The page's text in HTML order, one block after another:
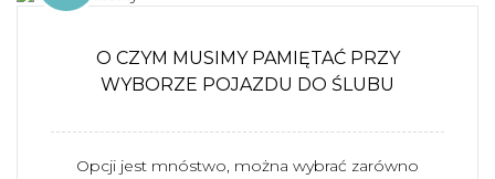
O CZYM MUSIMY PAMIĘTAĆ PRZY
WYBORZE POJAZDU DO ŚLUBU
Opcji jest mnóstwo, można wybrać zarówno